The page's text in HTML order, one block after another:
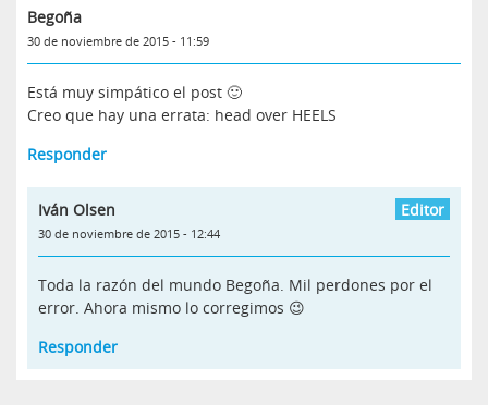
Begoña
30 de noviembre de 2015 - 11:59
Está muy simpático el post 🙂
Creo que hay una errata: head over HEELS
Responder
Iván Olsen
30 de noviembre de 2015 - 12:44
Toda la razón del mundo Begoña. Mil perdones por el
error. Ahora mismo lo corregimos 😉
Responder